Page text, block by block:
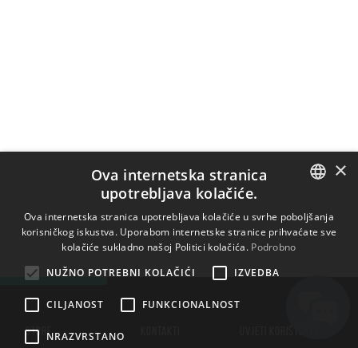
STORE
ENGLISH
×
Ova internetska stranica
upotrebljava kolačiće.
Ova internetska stranica upotrebljava kolačiće u svrhe poboljšanja
korisničkog iskustva. Uporabom internetske stranice prihvaćate sve
kolačiće sukladno našoj Politici kolačića. Podrobno
NUŽNO POTREBNI KOLAČIĆI
IZVEDBA
CILJANOST FUNKCIONALNOST
NRAZVRSTANO